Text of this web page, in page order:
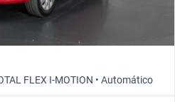
FLEX I-MOTION • Automático